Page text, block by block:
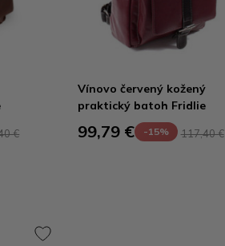
€
Vínovo červený kožený
praktický batoh Fridlie
99,79 € -15% 117,40 €